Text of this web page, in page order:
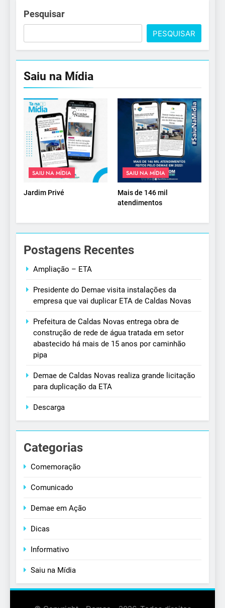
Pesquisar
PESQUISAR
Saiu na Mídia
SAIU NA MÍDIA
Jardim Privé
SAIU NA MÍDIA
Mais de 146 mil
atendimentos
Postagens Recentes
Ampliação – ETA
Presidente do Demae visita instalações da
empresa que vai duplicar ETA de Caldas Novas
Prefeitura de Caldas Novas entrega obra de
construção de rede de água tratada em setor
abastecido há mais de 15 anos por caminhão
pipa
Demae de Caldas Novas realiza grande licitação
para duplicação da ETA
Descarga
Categorias
Comemoração
Comunicado
Demae em Ação
Dicas
Informativo
Saiu na Mídia